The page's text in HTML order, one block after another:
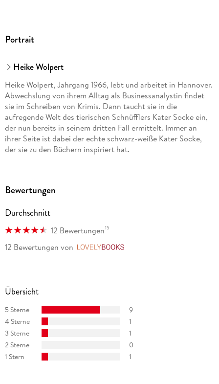
Portrait
Heike Wolpert
Heike Wolpert, Jahrgang 1966, lebt und arbeitet in Hannover.
Abwechslung von ihrem Alltag als Businessanalystin findet
sie im Schreiben von Krimis. Dann taucht sie in die
aufregende Welt des tierischen Schnüfflers Kater Socke ein,
der nun bereits in seinem dritten Fall ermittelt. Immer an
ihrer Seite ist dabei der echte schwarz-weiße Kater Socke,
der sie zu den Büchern inspiriert hat.
Bewertungen
Durchschnitt
12 Bewertungen15
12 Bewertungen von
Übersicht
5 Sterne
9
4 Sterne
1
3 Sterne
1
2 Sterne
0
1 Stern
1